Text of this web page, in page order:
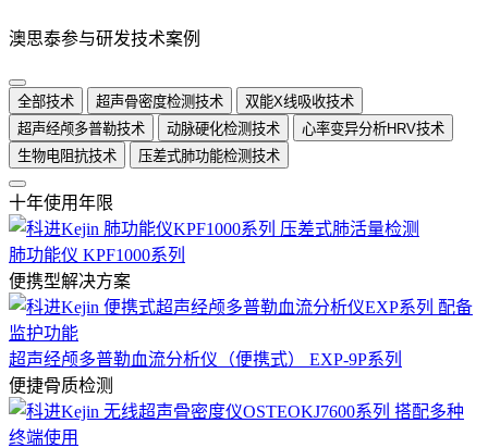
澳思泰参与研发技术案例
全部技术 超声骨密度检测技术
双能X线吸收技术
超声经颅多普勒技术
动脉硬化检测技术
心率变异分析HRV技术
生物电阻抗技术
压差式肺功能检测技术
十年使用年限
肺功能仪 KPF1000系列
便携型解决方案
超声经颅多普勒血流分析仪（便携式） EXP-9P系列
便捷骨质检测